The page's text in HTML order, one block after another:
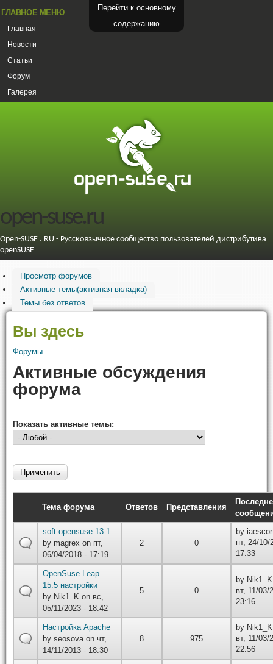
Перейти к основному
содержанию
ГЛАВНОЕ МЕНЮ
Главная
Новости
Статьи
Форум
Галерея
open-suse.ru
Open-SUSE . RU - Русскоязычное сообщество пользователей дистрибутива
openSUSE
Просмотр форумов
Активные темы(активная вкладка)
Темы без ответов
Вы здесь
Форумы
Активные обсуждения
форума
Показать активные темы:
Тема форума Ответов Представления
soft opensuse 13.1
by magrex on пт,
06/04/2018 - 17:19
2 0
by
пт, 24/10/
17:33
OpenSuse Leap
15.5 настройки
by Nik1_K on вс,
05/11/2023 - 18:42
5 0
by Nik1_K
вт, 11/03/
23:16
Настройка Apache
by seosovaon чт,
14/11/2013 - 18:30
8 975
by Nik1_K
вт, 11/03/
22:56